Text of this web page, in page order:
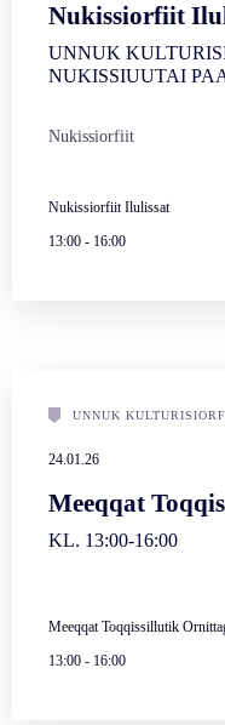
Nukissiorfiit
UNNUK
NUKISSIUUTAI
Nukissiorfiit
Nukissiorfiit Ilulissat
13:00 - 16:00
UNNUK
24.01.26
Meeqqat
KL. 13:00-16:00
Meeqqat Toqqissillutik
13:00 - 16:00